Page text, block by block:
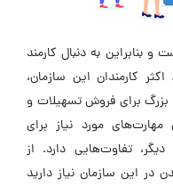
بنابراین به دنبال کارمند
کارمندان این سازمان،
برای فروش تسهیلات و
مهارت‌های مورد نیاز برای
دیگر، تفاوت‌هایی دارد. از
این سازمان نیاز دارید